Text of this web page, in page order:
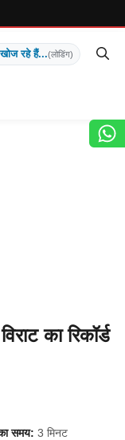
खोज रहे हैं...(लोडिंग)
का रिकॉर्ड
समय: 3 मिनट